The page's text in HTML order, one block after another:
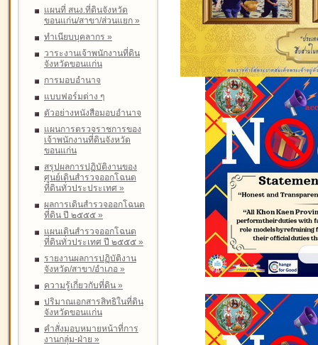
แผนที่ สนง.ที่ดินจังหวัด
ขอนแก่น/สาขา/ส่วนแยก »
ทำเนียบบุคลากร »
วาระงานเจ้าพนักงานที่ดิน
จังหวัดขอนแก่น
การมอบอำนาจ
แบบฟอร์มต่าง ๆ
ตัวอย่างหนังสือมอบอำนาจ
แผนการตรวจราชการของ
เจ้าพนักงานที่ดินจังหวัด
ขอนแก่น
สรุปผลการปฏิบัติงานของ
ศูนย์เดินสำรวจออกโฉนด
ที่ดินทั่วประประเทศ »
ผลการเดินสำรวจออกโฉนด
ที่ดิน ปี ๒๕๕๕ »
แผนเดินสำรวจออกโฉนด
ที่ดินทั่วประเทศ ปี ๒๕๕๕ »
รายงานผลการปฏิบัติงาน
จังหวัด/สาขา/อำเภอ »
ความรู้เกี่ยวกับที่ดิน »
ปริมาณเอกสารสิทธิในที่ดิน
จังหวัดขอนแก่น
คำสั่งมอบหมายหน้าที่การ
งานกลุ่ม-ฝ่าย »